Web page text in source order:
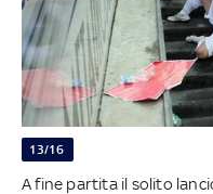
13/16
A fine partita il solito